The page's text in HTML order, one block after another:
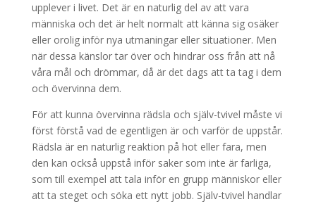
upplever i livet. Det är en naturlig del av att vara
människa och det är helt normalt att känna sig osäker
eller orolig inför nya utmaningar eller situationer. Men
när dessa känslor tar över och hindrar oss från att nå
våra mål och drömmar, då är det dags att ta tag i dem
och övervinna dem.
För att kunna övervinna rädsla och själv-tvivel måste vi
först förstå vad de egentligen är och varför de uppstår.
Rädsla är en naturlig reaktion på hot eller fara, men
den kan också uppstå inför saker som inte är farliga,
som till exempel att tala inför en grupp människor eller
att ta steget och söka ett nytt jobb. Själv-tvivel handlar